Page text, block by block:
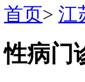
首页> 江
性病门